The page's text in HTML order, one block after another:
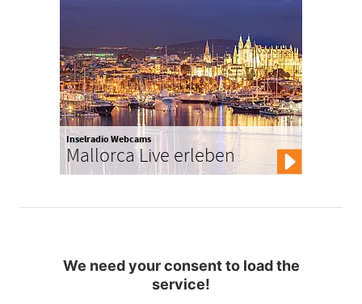
Inselradio Webcams
Mallorca Live erleben
We need your consent to load the
service!